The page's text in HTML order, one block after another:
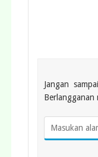
Jangan
Berlangganan